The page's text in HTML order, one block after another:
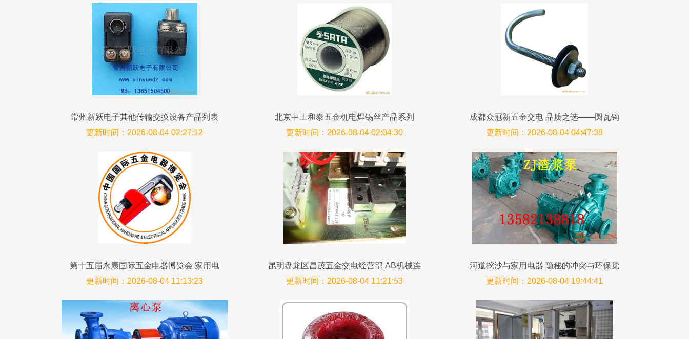
常州新跃电子其他传输交换设备产品列表
在家用电器中的应用
更新时间：2026-08-04 02:27:12
北京中土和泰五金机电焊锡丝产品系列
——专为电子制造打造的高品质连接方案
更新时间：2026-08-04 02:04:30
成都众冠新五金交电 品质之选——圆瓦钩
6*1.5寸*120（厂家直销）
更新时间：2026-08-04 04:47:38
第十五届永康国际五金电器博览会 家用电
器创新与市场新趋势
更新时间：2026-08-04 11:13:23
昆明盘龙区昌茂五金交电经营部 AB机械连
锁接触器500-AOD930现货供应及配件服
更新时间：2026-08-04 11:21:53
河道挖沙与家用电器 隐秘的冲突与环保觉
醒
更新时间：2026-08-04 19:44:41